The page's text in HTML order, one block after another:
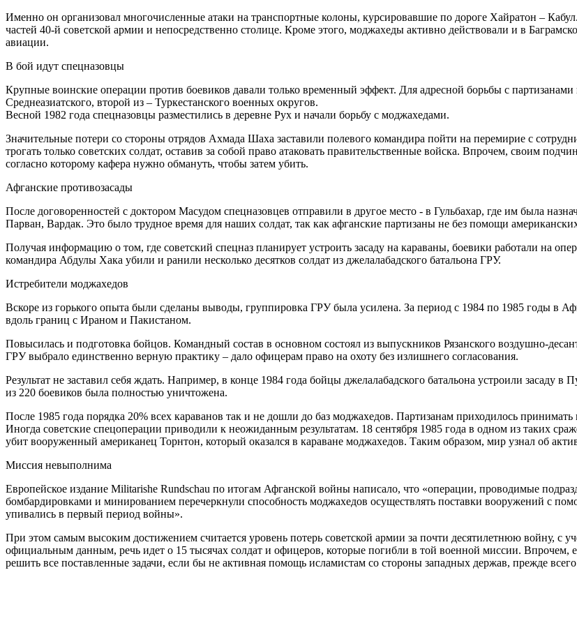
Именно он организовал многочисленные атаки на транспортные колоны, курсировавшие по дороге Хайратон –
частей 40-й советской армии и непосредственно столице. Кроме этого, моджахеды активно действовали и в
авиации.
В бой идут спецназовцы
Крупные воинские операции против боевиков давали только временный эффект. Для адресной борьбы с
Среднеазиатского, второй из – Туркестанского военных округов.
Весной 1982 года спецназовцы разместились в деревне Рух и начали борьбу с моджахедами.
Значительные потери со стороны отрядов Ахмада Шаха заставили полевого командира пойти на перемирие с
трогать только советских солдат, оставив за собой право атаковать правительственные войска. Впрочем, своим
согласно которому кафера нужно обмануть, чтобы затем убить.
Афганские противозасады
После договоренностей с доктором Масудом спецназовцев отправили в другое место - в Гульбахар, где им была
Парван, Вардак. Это было трудное время для наших солдат, так как афганские партизаны не без помощи
Получая информацию о том, где советский спецназ планирует устроить засаду на караваны, боевики работали на
командира Абдулы Хака убили и ранили несколько десятков солдат из джелалабадского батальона ГРУ.
Истребители моджахедов
Вскоре из горького опыта были сделаны выводы, группировка ГРУ была усилена. За период с 1984 по 1985 годы в
вдоль границ с Ираном и Пакистаном.
Повысилась и подготовка бойцов. Командный состав в основном состоял из выпускников Рязанского воздушно-
ГРУ выбрало единственно верную практику – дало офицерам право на охоту без излишнего согласования.
Результат не заставил себя ждать. Например, в конце 1984 года бойцы джелалабадского батальона устроили засаду
из 220 боевиков была полностью уничтожена.
После 1985 года порядка 20% всех караванов так и не дошли до баз моджахедов. Партизанам приходилось
Иногда советские спецоперации приводили к неожиданным результатам. 18 сентября 1985 года в одном из таких
убит вооруженный американец Торнтон, который оказался в караване моджахедов. Таким образом, мир узнал об
Миссия невыполнима
Европейское издание Militarishe Rundschau по итогам Афганской войны написало, что «операции, проводимые
бомбардировками и минированием перечеркнули способность моджахедов осуществлять поставки вооружений с
упивались в первый период войны».
При этом самым высоким достижением считается уровень потерь советской армии за почти десятилетнюю войну, с
официальным данным, речь идет о 15 тысячах солдат и офицеров, которые погибли в той военной миссии.
решить все поставленные задачи, если бы не активная помощь исламистам со стороны западных держав, прежде